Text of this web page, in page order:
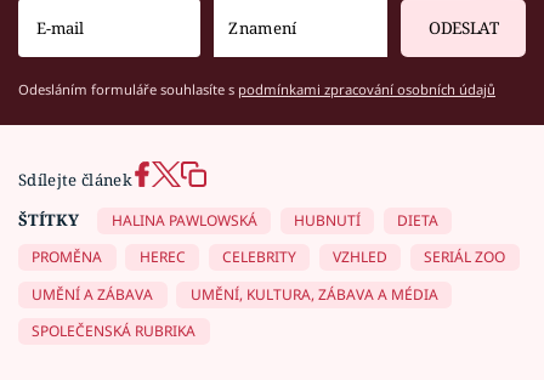
ODESLAT
Odesláním formuláře souhlasíte s podmínkami zpracování osobních údajů
Sdílejte článek
ŠTÍTKY
HALINA PAWLOWSKÁ HUBNUTÍ
DIETA
PROMĚNA
HEREC CELEBRITY VZHLED
SERIÁL ZOO
UMĚNÍ A ZÁBAVA
UMĚNÍ, KULTURA, ZÁBAVA A MÉDIA
SPOLEČENSKÁ RUBRIKA